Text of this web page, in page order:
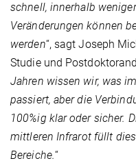
schnell, innerhalb
Veränderungen können
werden“, sagt Joseph
Studie und
Jahren wissen wir, was
passiert, aber die
100%ig klar oder sicher.
mittleren Infrarot füllt
Bereiche.“